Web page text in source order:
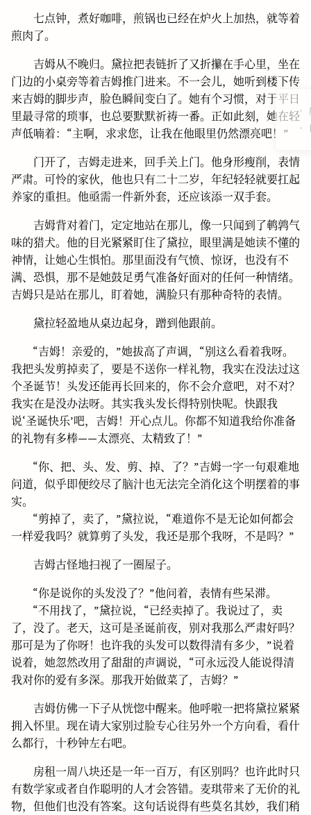
七点钟，煮好咖啡，煎锅也已经在炉火上加热，就等着
煎肉了。
吉姆从不晚归。黛拉把表链折了又折攥在手心里，坐在
门边的小桌旁等着吉姆推门进来。不一会儿，她听到楼下传
来吉姆的脚步声，脸色瞬间变白了。她有个习惯，对于平日
里最寻常的琐事，也总要默默祈祷一番。正如此刻，她在轻
声低喃着：“主啊，求求您，让我在他眼里仍然漂亮吧！”
门开了，吉姆走进来，回手关上门。他身形瘦削，表情
严肃。可怜的家伙，他也只有二十二岁，年纪轻轻就要扛起
养家的重担。他亟需一件新外套，还应该添一双手套。
吉姆背对着门，定定地站在那儿，像一只闻到了鹌鹑气
味的猎犬。他的目光紧紧盯住了黛拉，眼里满是她读不懂的
神情，让她心生惧怕。那里面没有气愤、惊讶，也没有不
满、恐惧，那不是她鼓足勇气准备好面对的任何一种情绪。
吉姆只是站在那儿，盯着她，满脸只有那种奇特的表情。
黛拉轻盈地从桌边起身，蹭到他跟前。
“吉姆！亲爱的，”她拔高了声调，“别这么看着我呀。
我把头发剪掉卖了，要是不送你一样礼物，我实在没法过这
个圣诞节！头发还能再长回来的，你不会介意吧，对不对？
我实在是没办法呀。其实我头发长得特别快呢。快跟我
说‘圣诞快乐’吧，吉姆！开心点儿。你都不知道我给你准备
的礼物有多棒——太漂亮、太精致了！”
“你、把、头、发、剪、掉、了？”吉姆一字一句艰难地
问道，似乎即便绞尽了脑汁也无法完全消化这个明摆着的事
实。
“剪掉了，卖了，”黛拉说，“难道你不是无论如何都会
一样爱我吗？就算剪了头发，我还是那个我呀，不是吗？”
吉姆古怪地扫视了一圈屋子。
“你是说你的头发没了？”他问着，表情有些呆滞。
“不用找了，”黛拉说，“已经卖掉了。我说过了，卖
了，没了。老天，这可是圣诞前夜，别对我那么严肃好吗？
那可是为了你呀！也许我的头发可以数得清有多少，”说着
说着，她忽然改用了甜甜的声调说，“可永远没人能说得清
我对你的爱有多深。那我开始做菜了，吉姆？”
吉姆仿佛一下子从恍惚中醒来。他呼啦一把将黛拉紧紧
拥入怀里。现在请大家别过脸专心往另外一个方向看，看什
么都行，十秒钟左右吧。
房租一周八块还是一年一百万，有区别吗？也许此时只
有数学家或者自作聪明的人才会答错。麦琪带来了无价的礼
物，但他们也没有答案。这句话说得有些莫名其妙，我们稍